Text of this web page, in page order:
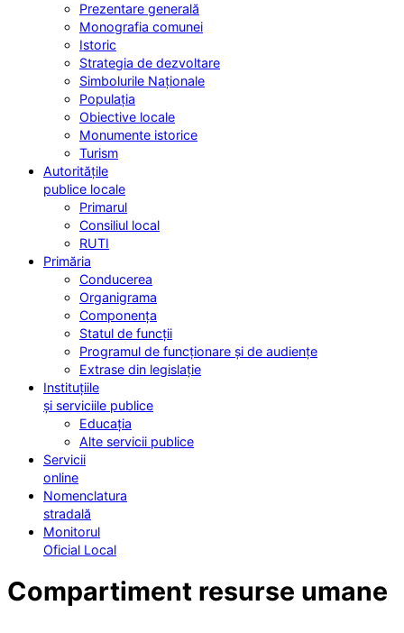
Prezentare generală
Monografia comunei
Istoric
Strategia de dezvoltare
Simbolurile Naționale
Populația
Obiective locale
Monumente istorice
Turism
Autoritățile
publice locale
Primarul
Consiliul local
RUTI
Primăria
Conducerea
Organigrama
Componența
Statul de funcții
Programul de funcționare și de audiențe
Extrase din legislație
Instituțiile
și serviciile publice
Educația
Alte servicii publice
Servicii
online
Nomenclatura
stradală
Monitorul
Oficial Local
Compartiment resurse umane